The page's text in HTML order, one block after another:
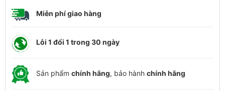
Miễn phí giao hàng
Lỗi 1 đổi 1 trong 30 ngày
Sản phẩm chính hãng, bảo hành chính hãng